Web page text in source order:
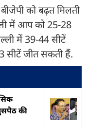
को बढ़त मिलती
में आप को 25-28
में 39-44 सीटें
सीटें जीत सकती हैं.
की